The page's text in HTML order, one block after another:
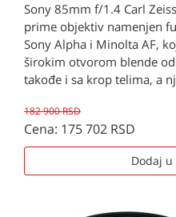
Sony 85mm f/1.4 Carl
prime objektiv namenjen
Sony Alpha i Minolta AF,
širokim otvorom blende
takođe i sa krop telima, a
182 900 RSD
Cena: 175 702 RSD
Dodaj